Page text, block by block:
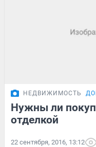
НЕДВИЖИМОСТЬ
Нужны ли
отделкой
22 сентября, 2016, 13:12